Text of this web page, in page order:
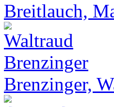
Breitlauch,
Brenzinger,